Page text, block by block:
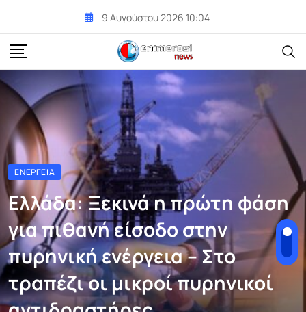
content
9 Αυγούστου 2026 10:04
ΕΝΈΡΓΕΙΑ
Ελλάδα: Ξεκινά η πρώτη φάση
για πιθανή είσοδο στην
πυρηνική ενέργεια – Στο
τραπέζι οι μικροί πυρηνικοί